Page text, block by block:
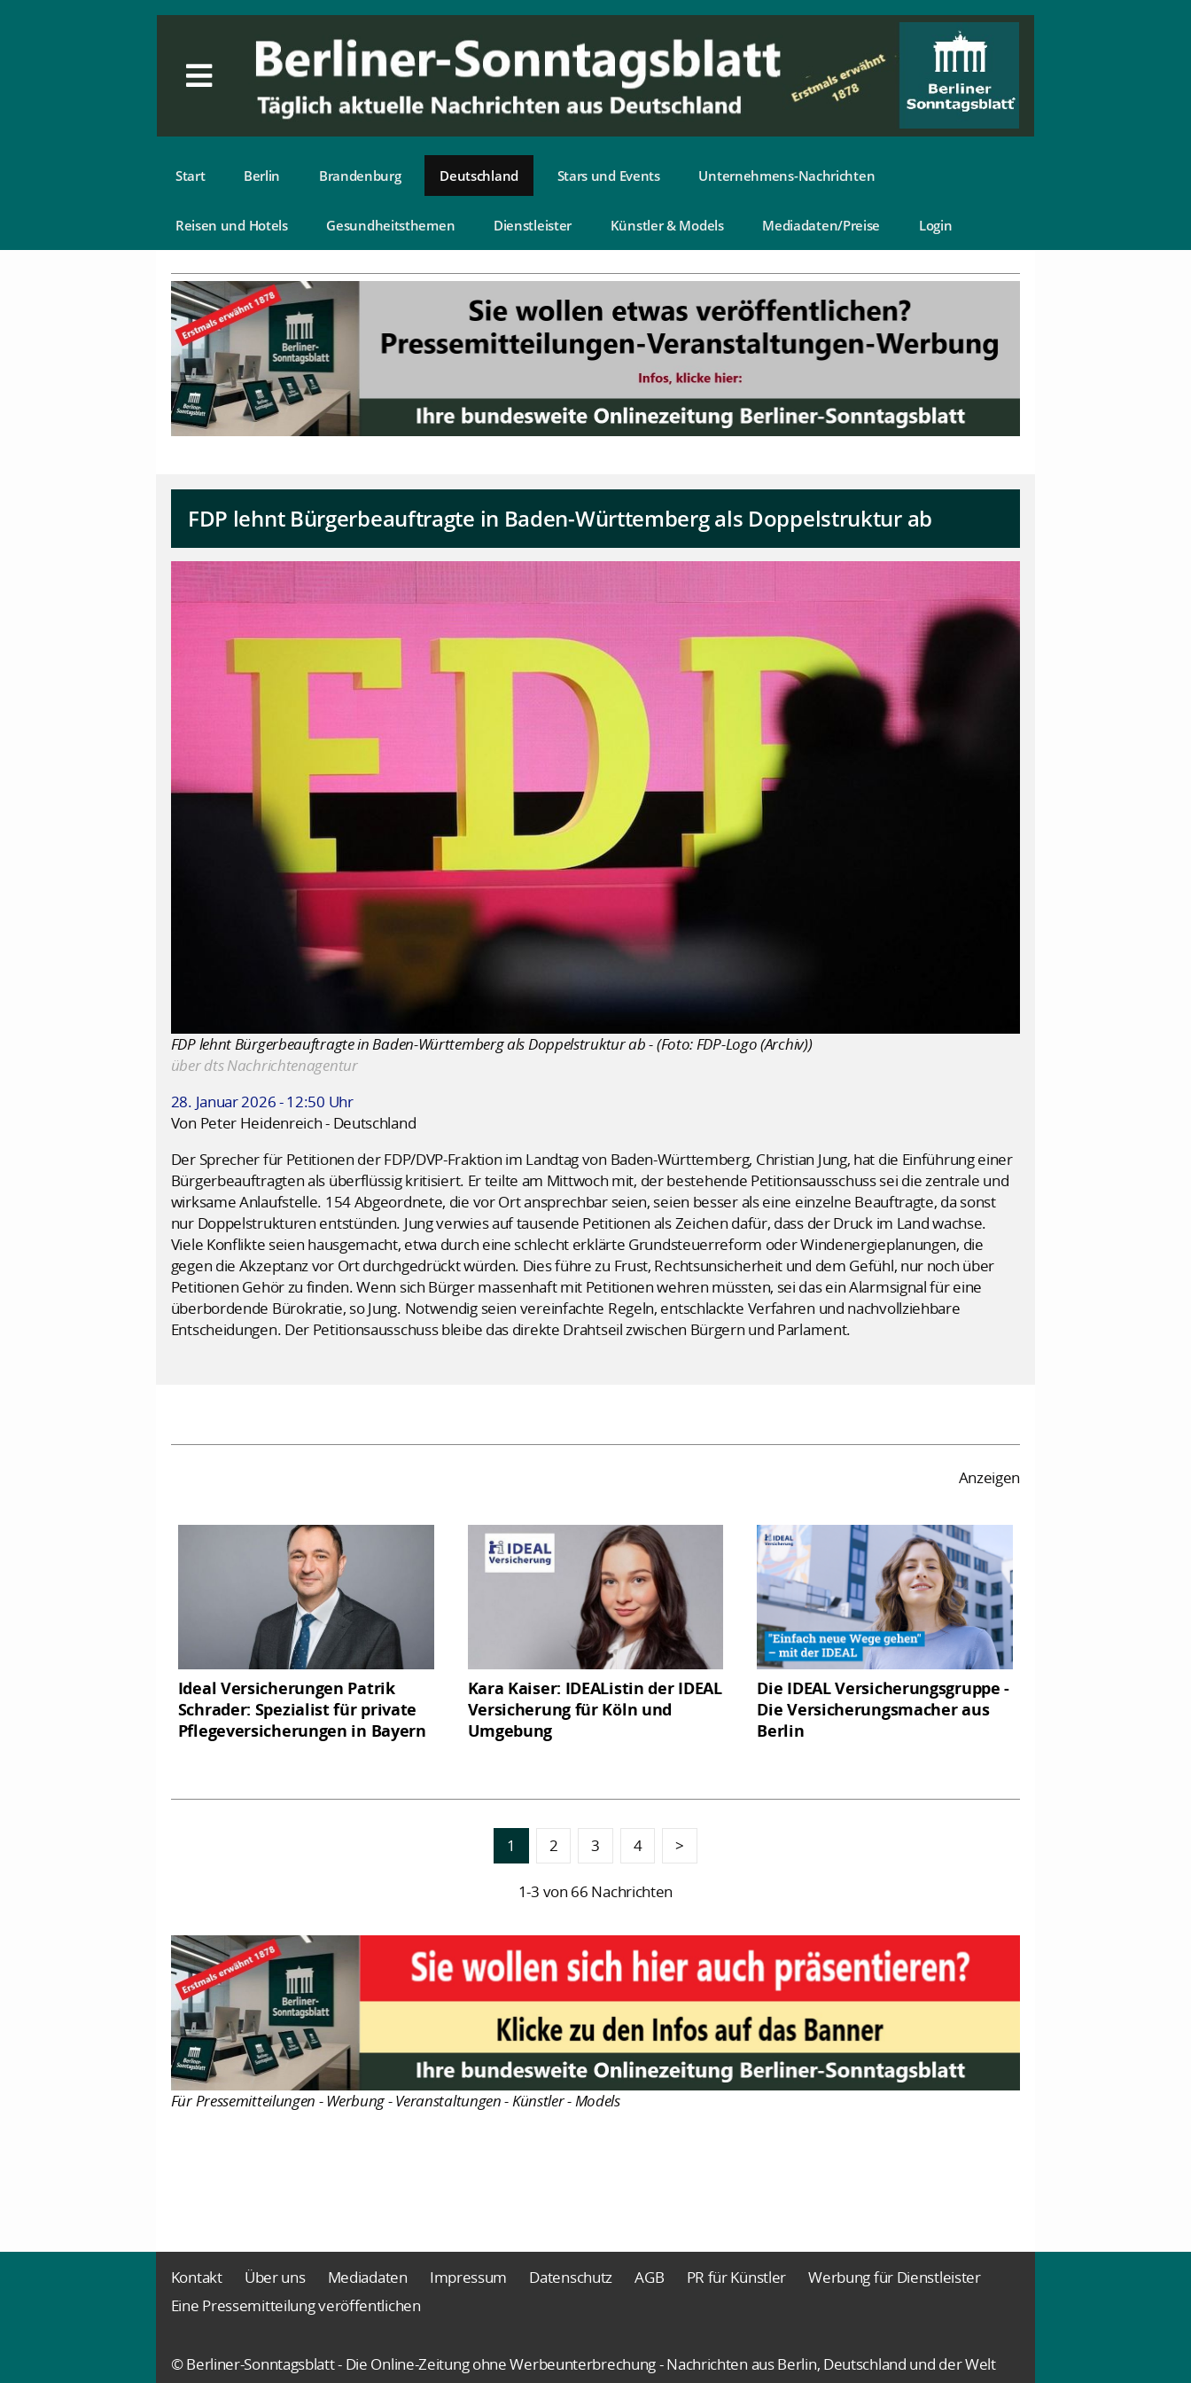
Start Berlin Brandenburg Deutschland Stars und Events Unternehmens-Nachrichten
Reisen und Hotels Gesundheitsthemen Dienstleister Künstler & Models Mediadaten/Preise Login
FDP lehnt Bürgerbeauftragte in Baden-Württemberg als Doppelstruktur ab
FDP lehnt Bürgerbeauftragte in Baden-Württemberg als Doppelstruktur ab - (Foto: FDP-Logo (Archiv))
über dts Nachrichtenagentur
28. Januar 2026 - 12:50 Uhr
Von Peter Heidenreich - Deutschland
Der Sprecher für Petitionen der FDP/DVP-Fraktion im Landtag von Baden-Württemberg, Christian Jung, hat die Einführung einer
Bürgerbeauftragten als überflüssig kritisiert. Er teilte am Mittwoch mit, der bestehende Petitionsausschuss sei die zentrale und
wirksame Anlaufstelle. 154 Abgeordnete, die vor Ort ansprechbar seien, seien besser als eine einzelne Beauftragte, da sonst
nur Doppelstrukturen entstünden. Jung verwies auf tausende Petitionen als Zeichen dafür, dass der Druck im Land wachse.
Viele Konflikte seien hausgemacht, etwa durch eine schlecht erklärte Grundsteuerreform oder Windenergieplanungen, die
gegen die Akzeptanz vor Ort durchgedrückt würden. Dies führe zu Frust, Rechtsunsicherheit und dem Gefühl, nur noch über
Petitionen Gehör zu finden. Wenn sich Bürger massenhaft mit Petitionen wehren müssten, sei das ein Alarmsignal für eine
überbordende Bürokratie, so Jung. Notwendig seien vereinfachte Regeln, entschlackte Verfahren und nachvollziehbare
Entscheidungen. Der Petitionsausschuss bleibe das direkte Drahtseil zwischen Bürgern und Parlament.
Anzeigen
Ideal Versicherungen Patrik
Schrader: Spezialist für private
Pflegeversicherungen in Bayern
Kara Kaiser: IDEAListin der IDEAL
Versicherung für Köln und
Umgebung
Die IDEAL Versicherungsgruppe -
Die Versicherungsmacher aus
Berlin
1 2 3 4 >
1-3 von 66 Nachrichten
Für Pressemitteilungen - Werbung - Veranstaltungen - Künstler - Models
Kontakt Über uns Mediadaten Impressum Datenschutz AGB PR für Künstler
Werbung für Dienstleister
Eine Pressemitteilung veröffentlichen
© Berliner-Sonntagsblatt - Die Online-Zeitung ohne Werbeunterbrechung - Nachrichten aus Berlin, Deutschland und der Welt